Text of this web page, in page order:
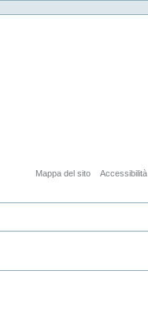
Mappa del sito Accessibilità